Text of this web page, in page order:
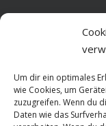
Um dir ein optimales
wie Cookies, um
zuzugreifen. Wenn du
Daten wie das
Datenschutz
Cookie-Richtlinie (EU)